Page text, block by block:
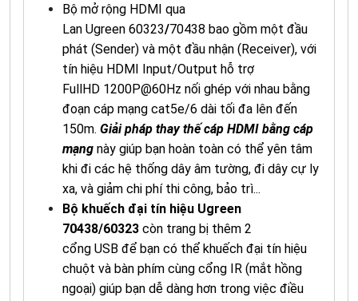
Bộ mở rộng HDMI qua
Lan Ugreen 60323/70438 bao gồm một đầu
phát (Sender) và một đầu nhận (Receiver), với
tín hiệu HDMI Input/Output hỗ trợ
FullHD 1200P@60Hz nối ghép với nhau bằng
đoạn cáp mạng cat5e/6 dài tối đa lên đến
150m. Giải pháp thay thế cáp HDMI bằng cáp
mạng này giúp bạn hoàn toàn có thể yên tâm
khi đi các hệ thống dây âm tường, đi dây cự ly
xa, và giảm chi phí thi công, bảo trì...
Bộ khuếch đại tín hiệu Ugreen
70438/60323 còn trang bị thêm 2
cổng USB để bạn có thể khuếch đại tín hiệu
chuột và bàn phím cùng cổng IR (mắt hồng
ngoại) giúp bạn dễ dàng hơn trong việc điều